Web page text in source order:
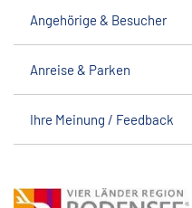
Angehörige & Besucher
Anreise & Parken
Ihre Meinung / Feedback